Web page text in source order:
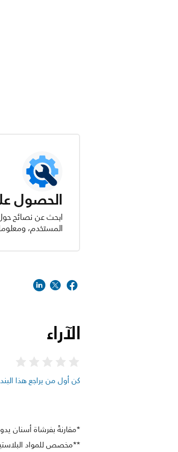
الحصول
ابحث عن نصائح حول
المستخدم،
الآراء
كن أول من يراجع هذا البند
*مقارنةً بفرشاة أسنان
**مخصص للمواد